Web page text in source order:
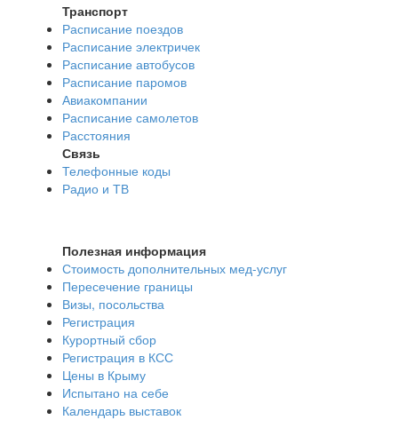
Транспорт
Расписание поездов
Расписание электричек
Расписание автобусов
Расписание паромов
Авиакомпании
Расписание самолетов
Расстояния
Связь
Телефонные коды
Радио и ТВ
Полезная информация
Стоимость дополнительных мед-услуг
Пересечение границы
Визы, посольства
Регистрация
Курортный сбор
Регистрация в КСС
Цены в Крыму
Испытано на себе
Календарь выставок